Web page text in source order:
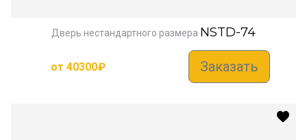
Дверь нестандартного размера NSTD-74
от 40300₽ Заказать